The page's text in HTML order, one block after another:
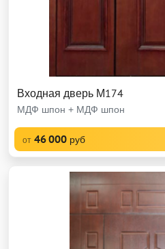
Входная дверь М174
МДФ шпон + МДФ шпон
от 46 000 руб